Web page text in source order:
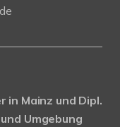
in Mainz und Dipl.
Umgebung